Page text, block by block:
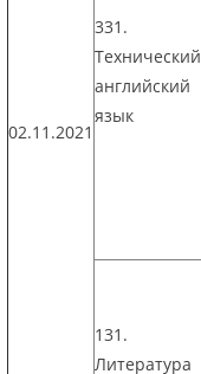
02.11.2021
331.
Технический
английский
язык
131.
Литература